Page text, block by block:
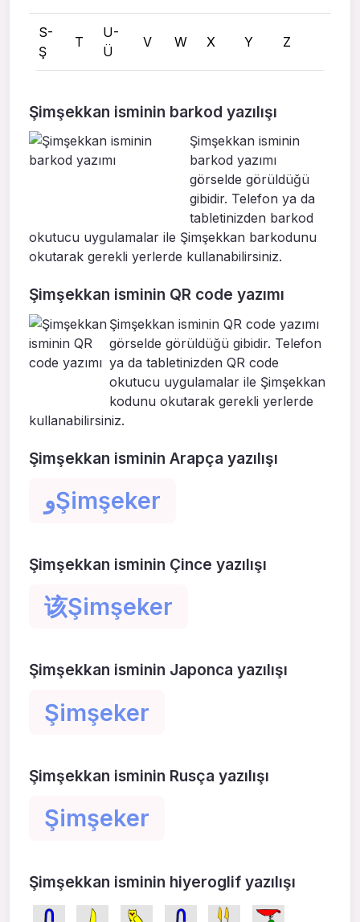
S-
Ş
T
U-
Ü
V W X Y Z
Şimşekkan isminin barkod yazılışı
Şimşekkan isminin
barkod yazımı
görselde görüldüğü
gibidir. Telefon ya da
tabletinizden barkod
okutucu uygulamalar ile Şimşekkan barkodunu
okutarak gerekli yerlerde kullanabilirsiniz.
Şimşekkan isminin QR code yazımı
Şimşekkan isminin QR code yazımı
görselde görüldüğü gibidir. Telefon
ya da tabletinizden QR code
okutucu uygulamalar ile Şimşekkan
kodunu okutarak gerekli yerlerde
kullanabilirsiniz.
Şimşekkan isminin Arapça yazılışı
وŞimşeker
Şimşekkan isminin Çince yazılışı
该Şimşeker
Şimşekkan isminin Japonca yazılışı
Şimşeker
Şimşekkan isminin Rusça yazılışı
Şimşeker
Şimşekkan isminin hiyeroglif yazılışı